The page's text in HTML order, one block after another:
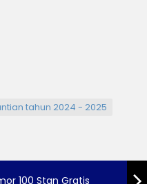
tahun 2024 - 2025
100 Stan Gratis